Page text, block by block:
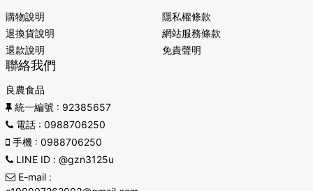
購物說明
退換貨說明
退款說明
隱私權條款
網站服務條款
免責聲明
聯絡我們
良農食品
統一編號 : 92385657
電話: 0988706250
手機: 0988706250
LINE ID: @gzn3125u
E-mail: